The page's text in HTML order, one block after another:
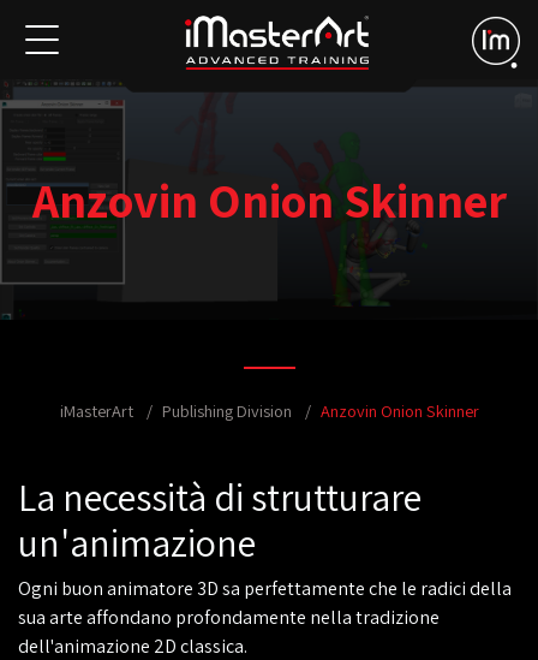
Anzovin Onion Skinner
iMasterArt Publishing Division Anzovin Onion Skinner
La necessità di strutturare
un'animazione
Ogni buon animatore 3D sa perfettamente che le radici della
sua arte affondano profondamente nella tradizione
dell'animazione 2D classica.